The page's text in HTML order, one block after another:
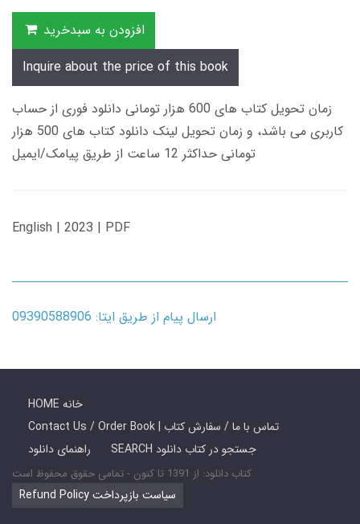
افزودن به سبدخرید
Inquire about the price of this book
زمان تحویل کتاب های 600 هزار تومانی دانلود فوری از حساب
کاربری می باشد، و زمان تحویل لینک دانلود کتاب های 500 هزار
تومانی حداکثر 12 ساعت از طریق پیامک/ایمیل
English | 2023 | PDF
ارسال پیام از طریق ایتا: 09390588906
HOME خانه
Contact Us / Order Book | تماس با ما / سفارش کتاب
راهنمای دانلود
SEARCH جستجو در کتاب دانلود
کتاب دانلود: از 1391 تا کنون - تمامی حقوق محفوظ است
Refund Policy سیاست بازپرداخت